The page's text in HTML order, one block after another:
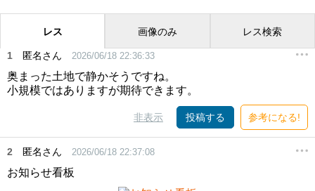
レス 画像のみ レス検索
1 匿名さん 2026/06/18 22:36:33
奥まった土地で静かそうですね。
小規模ではありますが期待できます。
非表示 投稿する 参考になる!
2 匿名さん 2026/06/18 22:37:08
お知らせ看板